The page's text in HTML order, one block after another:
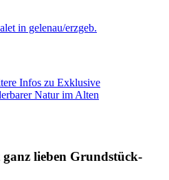
in gelenau/erzgeb.
Infos zu Exklusive
Natur im Alten
ganz lieben Grundstück-